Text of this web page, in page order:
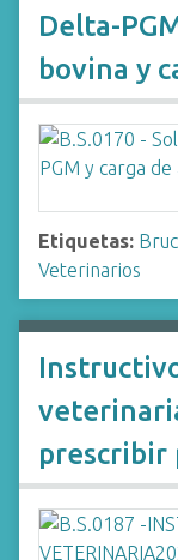
Delta-
bovina y
Etiquetas:
Veterinarios
prescribir